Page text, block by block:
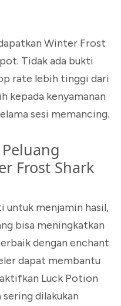
Winter Frost
Tidak ada bukti
rate lebih tinggi dari
kepada kenyamanan
sesi memancing.
Frost Shark
untuk menjamin hasil,
bisa meningkatkan
dengan enchant
dapat membantu
Luck Potion
dilakukan